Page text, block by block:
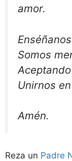
amor.
Somos
Unirnos
Amén.
Reza un Padre